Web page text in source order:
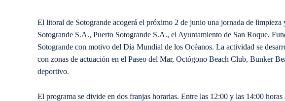
El litoral de Sotogrande acogerá el próximo 2 de junio una jornada de
Sotogrande S.A., Puerto Sotogrande S.A., el Ayuntamiento de San Roque,
Sotogrande con motivo del Día Mundial de los Océanos. La actividad se
con zonas de actuación en el Paseo del Mar, Octógono Beach Club, Bunker
deportivo.
El programa se divide en dos franjas horarias. Entre las 12:00 y las 14:00 horas